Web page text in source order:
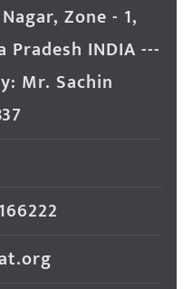
Zone - 1,
Pradesh INDIA ---
Mr. Sachin